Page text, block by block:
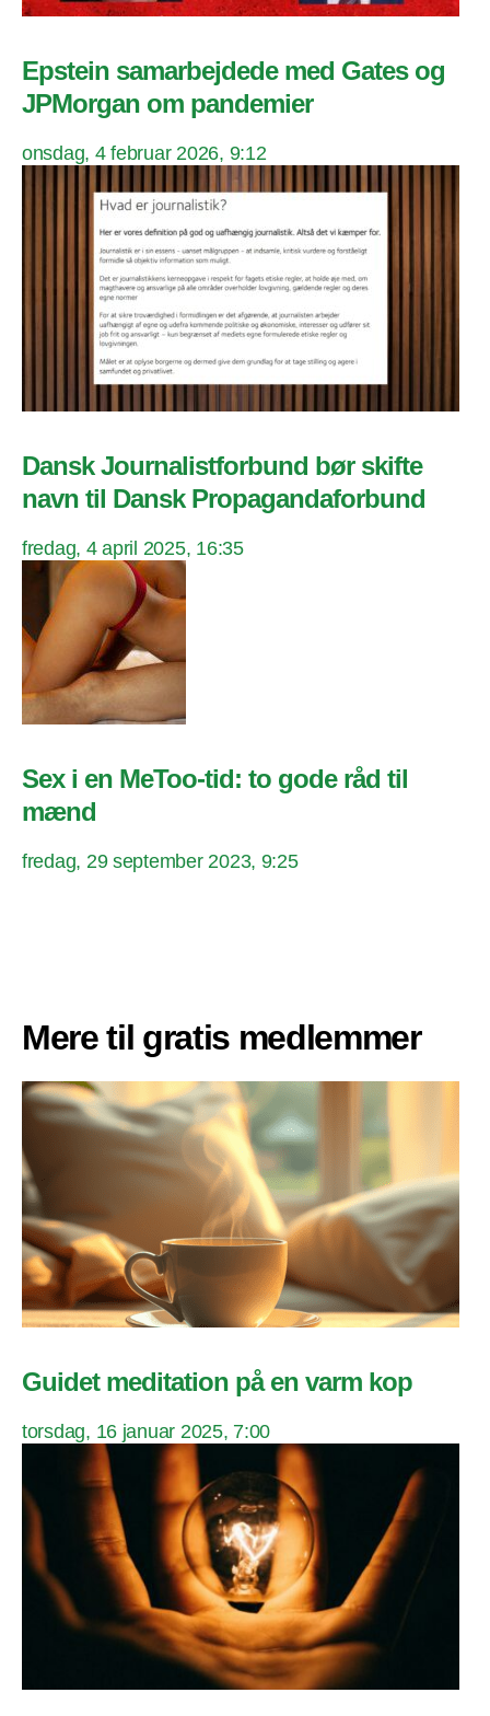
Epstein samarbejdede med Gates og
JPMorgan om pandemier
onsdag, 4 februar 2026, 9:12
Dansk Journalistforbund bør skifte
navn til Dansk Propagandaforbund
fredag, 4 april 2025, 16:35
Sex i en MeToo-tid: to gode råd til
mænd
fredag, 29 september 2023, 9:25
Mere til gratis medlemmer
Guidet meditation på en varm kop
torsdag, 16 januar 2025, 7:00